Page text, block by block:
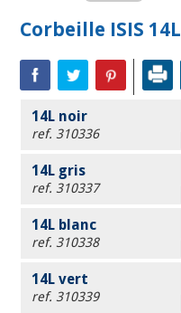
Corbeille ISIS 14L
14L noir
ref. 310336
14L gris
ref. 310337
14L blanc
ref. 310338
14L vert
ref. 310339